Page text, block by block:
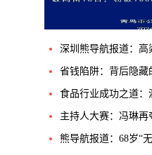
深圳熊导航报道：高
省钱陷阱：背后隐藏
食品行业成功之道：
主持人大赛：冯琳再
熊导航报道：68岁“